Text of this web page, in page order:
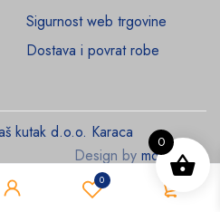
0 0
Sigurnost web trgovine
Dostava i povrat robe
kutak d.o.o. Karaca
Design by monroe.ba
0